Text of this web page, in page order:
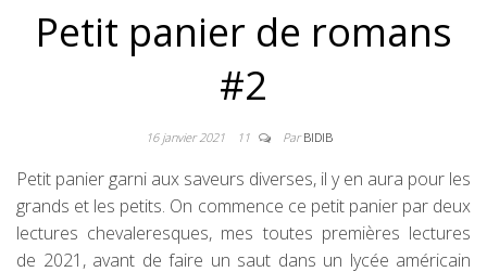
Petit panier de romans
#2
16 janvier 2021 11 ParBIDIB
Petit panier garni aux saveurs diverses, il y en aura pour les
grands et les petits. On commence ce petit panier par deux
lectures chevaleresques, mes toutes premières lectures
de 2021, avant de faire un saut dans un lycée américain